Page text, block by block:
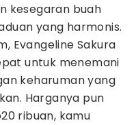
kesegaran buah
yang harmonis.
Evangeline Sakura
untuk menemani
keharuman yang
Harganya pun
ribuan, kamu